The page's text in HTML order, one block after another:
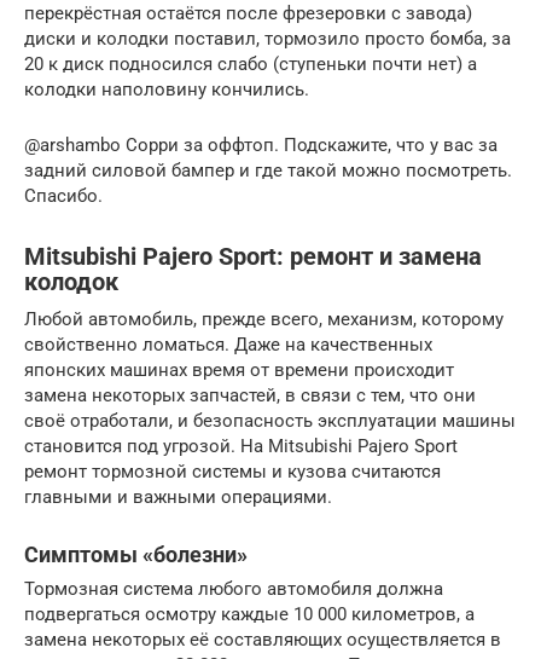
перекрёстная остаётся после фрезеровки с завода)
диски и колодки поставил, тормозило просто бомба, за
20 к диск подносился слабо (ступеньки почти нет) а
колодки наполовину кончились.
@arshambo Сорри за оффтоп. Подскажите, что у вас за
задний силовой бампер и где такой можно посмотреть.
Спасибо.
Mitsubishi Pajero Sport: ремонт и замена
колодок
Любой автомобиль, прежде всего, механизм, которому
свойственно ломаться. Даже на качественных
японских машинах время от времени происходит
замена некоторых запчастей, в связи с тем, что они
своё отработали, и безопасность эксплуатации машины
становится под угрозой. На Mitsubishi Pajero Sport
ремонт тормозной системы и кузова считаются
главными и важными операциями.
Симптомы «болезни»
Тормозная система любого автомобиля должна
подвергаться осмотру каждые 10 000 километров, а
замена некоторых её составляющих осуществляется в